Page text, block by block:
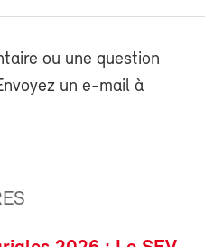
ou une question
un e-mail à